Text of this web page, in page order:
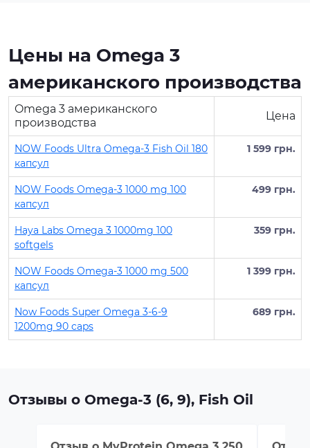
Цены на Omega 3
американского производства
Omega 3 американского
производства
Цена
NOW Foods Ultra Omega-3 Fish Oil 180
капсул
1 599 грн.
NOW Foods Omega-3 1000 mg 100
капсул
499 грн.
Haya Labs Omega 3 1000mg 100
softgels
359 грн.
NOW Foods Omega-3 1000 mg 500
капсул
1 399 грн.
Now Foods Super Omega 3-6-9
1200mg 90 caps
689 грн.
Отзывы о Omega-3 (6, 9), Fish Oil